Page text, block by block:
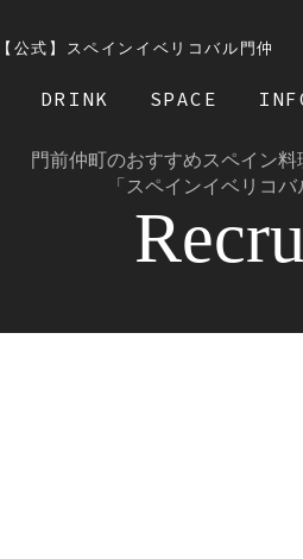
式】スペインイベリコバル門仲
DRINK SPACE
門前仲町のおすすめスペイン料
「スペインイベリコバ